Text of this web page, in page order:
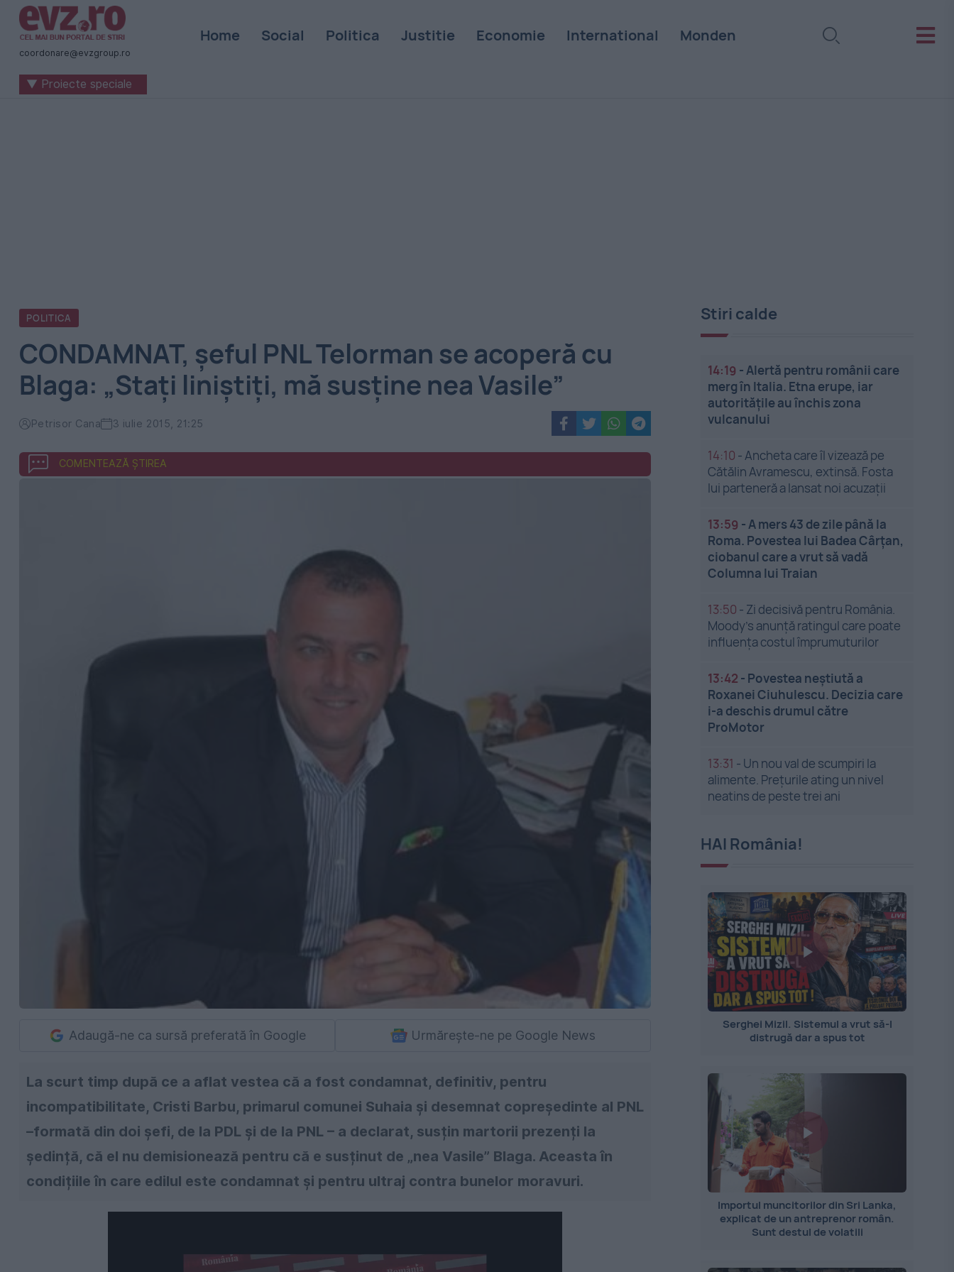
Știri
naționale
internaționale
coordonare@evzgroup.ro
Home Social Politica Justitie Economie International Monden
▼ Proiecte speciale
POLITICA
CONDAMNAT, șeful PNL Telorman se acoperă cu
Blaga: „Stați liniștiți, mă susține nea Vasile”
Petrisor Cana 3 iulie 2015, 21:25
COMENTEAZĂ ȘTIREA
Adaugă-ne ca sursă preferată în Google Urmărește-ne pe Google News
La scurt timp după ce a aflat vestea că a fost condamnat, definitiv, pentru
incompatibilitate, Cristi Barbu, primarul comunei Suhaia și desemnat copreședinte al PNL
–formată din doi șefi, de la PDL și de la PNL – a declarat, susțin martorii prezenți la
ședință, că el nu demisionează pentru că e susținut de „nea Vasile” Blaga. Aceasta în
condițiile în care edilul este condamnat și pentru ultraj contra bunelor moravuri.
Stiri calde
14:19 -Alertă pentru românii care
merg în Italia. Etna erupe, iar
autoritățile au închis zona
vulcanului
14:10 -Ancheta care îl vizează pe
Cătălin Avramescu, extinsă. Fosta
lui parteneră a lansat noi acuzații
13:59 -A mers 43 de zile până la
Roma. Povestea lui Badea Cârțan,
ciobanul care a vrut să vadă
Columna lui Traian
13:50 - Zi decisivă pentru România.
Moody’s anunță ratingul care poate
influența costul împrumuturilor
13:42 - Povestea neștiută a
Roxanei Ciuhulescu. Decizia care
i-a deschis drumul către
ProMotor
13:31 - Un nou val de scumpiri la
alimente. Prețurile ating un nivel
neatins de peste trei ani
HAI România!
Serghei Mizil. Sistemul a vrut să-l
distrugă dar a spus tot
Importul muncitorilor din Sri Lanka,
explicat de un antreprenor român.
Sunt destul de volatili